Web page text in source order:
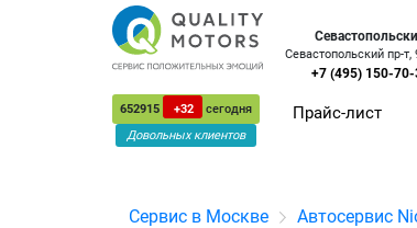
652915 +32
сегодня
Довольных клиентов
Севастопольский пр-т,
+7 (495) 150-70-
Прайс-лист
Сервис в Москве Автосервис